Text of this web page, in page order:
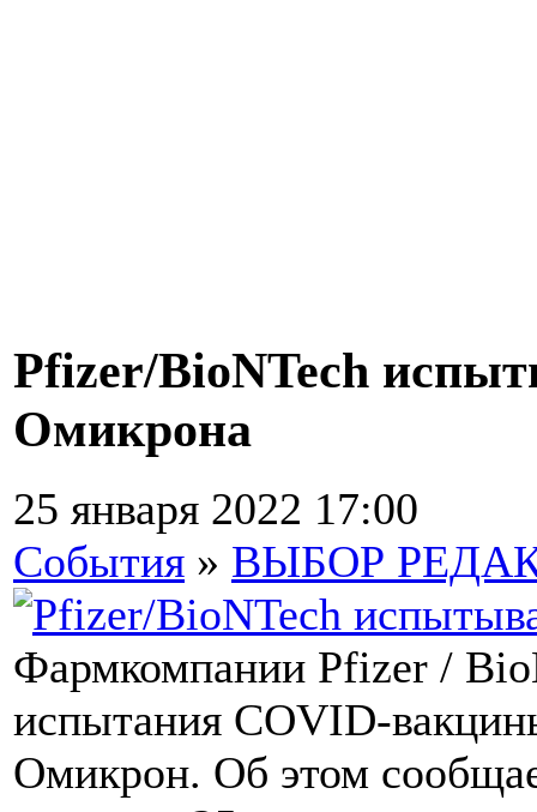
Pfizer/BioNTech
Омикрона
25 января 2022 17:00
События » ВЫБОР
Фармкомпании Pfizer /
испытания COVID-
Омикрон. Об этом